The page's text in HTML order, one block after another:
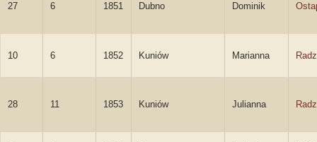
27 6 1851 Dubno Dominik
10 6 1852 Kuniów Marianna
28 11 1853 Kuniów Julianna